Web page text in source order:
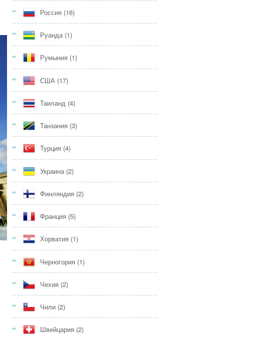
Россия (16)
Руанда(1)
Румыния (1)
США (17)
Таиланд (4)
Танзания (3)
Турция (4)
Украина (2)
Финляндия (2)
Франция (5)
Хорватия (1)
Черногория (1)
Чехия (2)
Чили (2)
Швейцария (2)